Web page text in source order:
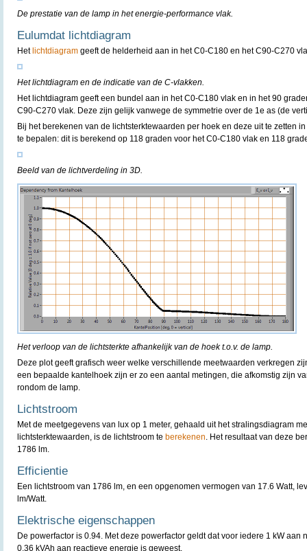
De prestatie van de lamp in het energie-performance vlak.
Eulumdat lichtdiagram
Het lichtdiagram geeft de helderheid aan in het C0-C180 en het C90-C270
Het lichtdiagram en de indicatie van de C-vlakken.
Het lichtdiagram geeft een bundel aan in het C0-C180 vlak en in het 90
C90-C270 vlak. Deze zijn gelijk vanwege de symmetrie over de 1e as (de
Bij het berekenen van de lichtsterktewaarden per hoek en deze uit te zetten
te bepalen: dit is berekend op 118 graden voor het C0-C180 vlak en 118
Beeld van de lichtverdeling in 3D.
Het verloop van de lichtsterkte afhankelijk van de hoek t.o.v. de lamp.
Deze plot geeft grafisch weer welke verschillende meetwaarden verkregen
een bepaalde kantelhoek zijn er zo een aantal metingen, die afkomstig zijn
rondom de lamp.
Lichtstroom
Met de meetgegevens van lux op 1 meter, gehaald uit het stralingsdiagram
lichtsterktewaarden, is de lichtstroom te berekenen. Het resultaat van deze
1786 lm.
Efficientie
Een lichtstroom van 1786 lm, en een opgenomen vermogen van 17.6 Watt,
lm/Watt.
Elektrische eigenschappen
De powerfactor is 0.94. Met deze powerfactor geldt dat voor iedere 1 kW aan
0.36 kVAh aan reactieve energie is geweest.